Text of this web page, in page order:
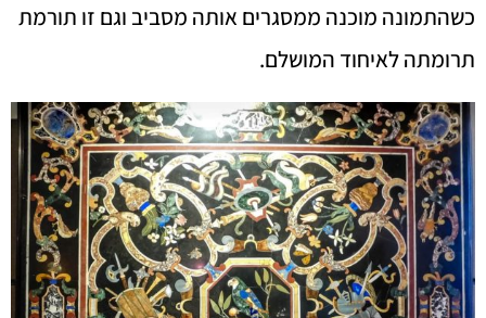
כשהתמונה מוכנה ממסגרים אותה מסביב וגם זו תורמת
תרומתה לאיחוד המושלם.